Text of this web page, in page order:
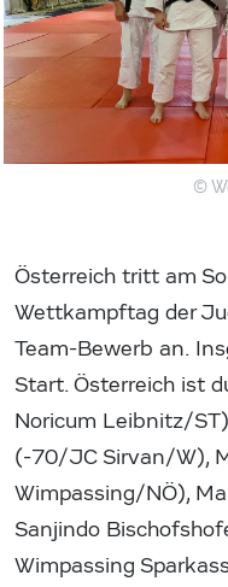
©
Österreich tritt am
Wettkampftag der
Team-Bewerb an.
Start. Österreich ist
Noricum Leibnitz/
(-70/JC Sirvan/W),
Wimpassing/NÖ),
Sanjindo
Wimpassing